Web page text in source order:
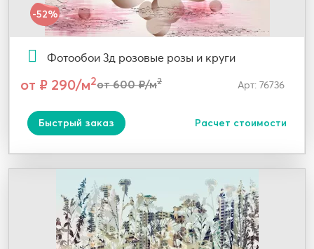
-52%
Фотообои 3д розовые розы и круги
от ₽ 290/м2от 600 ₽/м2 Арт: 76736
Быстрый заказ Расчет стоимости